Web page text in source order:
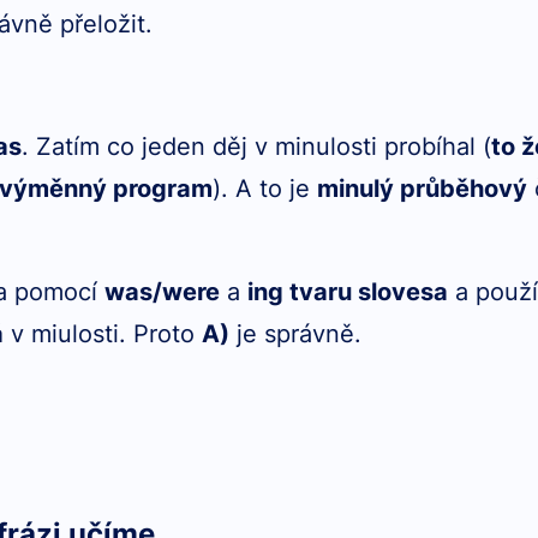
přeložit.
. Zatím co jeden děj v minulosti probíhal (to
program). A to je minulý průběhový
pomocíwas/were a ing tvaru slovesa a
v miulosti. ProtoA) je správně.